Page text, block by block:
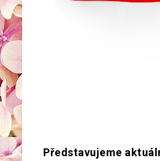
Představujeme